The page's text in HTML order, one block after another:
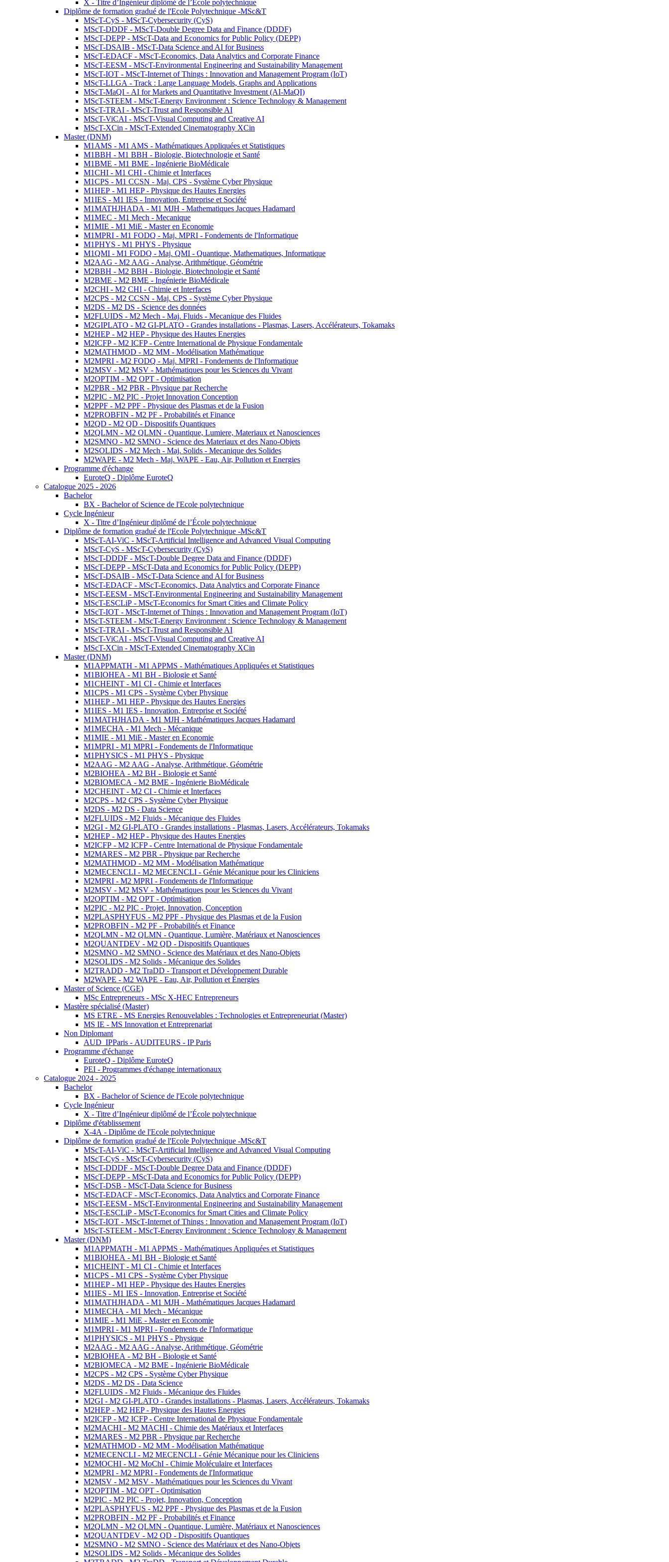
X - Titre d’Ingénieur diplômé de l’École polytechnique
Diplôme de formation gradué de l'Ecole Polytechnique -MSc&T
MScT-CyS - MScT-Cybersecurity (CyS)
MScT-DDDF - MScT-Double Degree Data and Finance (DDDF)
MScT-DEPP - MScT-Data and Economics for Public Policy (DEPP)
MScT-DSAIB - MScT-Data Science and AI for Business
MScT-EDACF - MScT-Economics, Data Analytics and Corporate Finance
MScT-EESM - MScT-Environmental Engineering and Sustainability Management
MScT-IOT - MScT-Internet of Things : Innovation and Management Program (IoT)
MScT-LLGA - Track : Large Language Models, Graphs and Applications
MScT-MaQI - AI for Markets and Quantitative Investment (AI-MaQI)
MScT-STEEM - MScT-Energy Environment : Science Technology & Management
MScT-TRAI - MScT-Trust and Responsible AI
MScT-ViCAI - MScT-Visual Computing and Creative AI
MScT-XCin - MScT-Extended Cinematography XCin
Master (DNM)
M1AMS - M1 AMS - Mathématiques Appliquées et Statistiques
M1BBH - M1 BBH - Biologie, Biotechnologie et Santé
M1BME - M1 BME - Ingénierie BioMédicale
M1CHI - M1 CHI - Chimie et Interfaces
M1CPS - M1 CCSN - Maj. CPS - Système Cyber Physique
M1HEP - M1 HEP - Physique des Hautes Energies
M1IES - M1 IES - Innovation, Entreprise et Société
M1MATHJHADA - M1 MJH - Mathematiques Jacques Hadamard
M1MEC - M1 Mech - Mecanique
M1MIE - M1 MiE - Master en Economie
M1MPRI - M1 FODQ - Maj. MPRI - Fondements de l'Informatique
M1PHYS - M1 PHYS - Physique
M1QMI - M1 FODQ - Maj. QMI - Quantique, Mathematiques, Informatique
M2AAG - M2 AAG - Analyse, Arithmétique, Géométrie
M2BBH - M2 BBH - Biologie, Biotechnologie et Santé
M2BME - M2 BME - Ingénierie BioMédicale
M2CHI - M2 CHI - Chimie et Interfaces
M2CPS - M2 CCSN - Maj. CPS - Système Cyber Physique
M2DS - M2 DS - Science des données
M2FLUIDS - M2 Mech - Maj. Fluids - Mecanique des Fluides
M2GIPLATO - M2 GI-PLATO - Grandes installations - Plasmas, Lasers, Accélérateurs, Tokamaks
M2HEP - M2 HEP - Physique des Hautes Energies
M2ICFP - M2 ICFP - Centre International de Physique Fondamentale
M2MATHMOD - M2 MM - Modélisation Mathématique
M2MPRI - M2 FODQ - Maj. MPRI - Fondements de l'Informatique
M2MSV - M2 MSV - Mathématiques pour les Sciences du Vivant
M2OPTIM - M2 OPT - Optimisation
M2PBR - M2 PBR - Physique par Recherche
M2PIC - M2 PIC - Projet Innovation Conception
M2PPF - M2 PPF - Physique des Plasmas et de la Fusion
M2PROBFIN - M2 PF - Probabilités et Finance
M2QD - M2 QD - Dispositifs Quantiques
M2QLMN - M2 QLMN - Quantique, Lumiere, Materiaux et Nanosciences
M2SMNO - M2 SMNO - Science des Materiaux et des Nano-Objets
M2SOLIDS - M2 Mech - Maj. Solids - Mecanique des Solides
M2WAPE - M2 Mech - Maj. WAPE - Eau, Air, Pollution et Energies
Programme d'échange
EuroteQ - Diplôme EuroteQ
Catalogue 2025 - 2026
Bachelor
BX - Bachelor of Science de l'Ecole polytechnique
Cycle Ingénieur
X - Titre d’Ingénieur diplômé de l’École polytechnique
Diplôme de formation gradué de l'Ecole Polytechnique -MSc&T
MScT-AI-ViC - MScT-Artificial Intelligence and Advanced Visual Computing
MScT-CyS - MScT-Cybersecurity (CyS)
MScT-DDDF - MScT-Double Degree Data and Finance (DDDF)
MScT-DEPP - MScT-Data and Economics for Public Policy (DEPP)
MScT-DSAIB - MScT-Data Science and AI for Business
MScT-EDACF - MScT-Economics, Data Analytics and Corporate Finance
MScT-EESM - MScT-Environmental Engineering and Sustainability Management
MScT-ESCLiP - MScT-Economics for Smart Cities and Climate Policy
MScT-IOT - MScT-Internet of Things : Innovation and Management Program (IoT)
MScT-STEEM - MScT-Energy Environment : Science Technology & Management
MScT-TRAI - MScT-Trust and Responsible AI
MScT-ViCAI - MScT-Visual Computing and Creative AI
MScT-XCin - MScT-Extended Cinematography XCin
Master (DNM)
M1APPMATH - M1 APPMS - Mathématiques Appliquées et Statistiques
M1BIOHEA - M1 BH - Biologie et Santé
M1CHEINT - M1 CI - Chimie et Interfaces
M1CPS - M1 CPS - Système Cyber Physique
M1HEP - M1 HEP - Physique des Hautes Energies
M1IES - M1 IES - Innovation, Entreprise et Société
M1MATHJHADA - M1 MJH - Mathématiques Jacques Hadamard
M1MECHA - M1 Mech - Mécanique
M1MIE - M1 MiE - Master en Economie
M1MPRI - M1 MPRI - Fondements de l'Informatique
M1PHYSICS - M1 PHYS - Physique
M2AAG - M2 AAG - Analyse, Arithmétique, Géométrie
M2BIOHEA - M2 BH - Biologie et Santé
M2BIOMECA - M2 BME - Ingénierie BioMédicale
M2CHEINT - M2 CI - Chimie et Interfaces
M2CPS - M2 CPS - Système Cyber Physique
M2DS - M2 DS - Data Science
M2FLUIDS - M2 Fluids - Mécanique des Fluides
M2GI - M2 GI-PLATO - Grandes installations - Plasmas, Lasers, Accélérateurs, Tokamaks
M2HEP - M2 HEP - Physique des Hautes Energies
M2ICFP - M2 ICFP - Centre International de Physique Fondamentale
M2MARES - M2 PBR - Physique par Recherche
M2MATHMOD - M2 MM - Modélisation Mathématique
M2MECENCLI - M2 MECENCLI - Génie Mécanique pour les Cliniciens
M2MPRI - M2 MPRI - Fondements de l'Informatique
M2MSV - M2 MSV - Mathématiques pour les Sciences du Vivant
M2OPTIM - M2 OPT - Optimisation
M2PIC - M2 PIC - Projet, Innovation, Conception
M2PLASPHYFUS - M2 PPF - Physique des Plasmas et de la Fusion
M2PROBFIN - M2 PF - Probabilités et Finance
M2QLMN - M2 QLMN - Quantique, Lumière, Matériaux et Nanosciences
M2QUANTDEV - M2 QD - Dispositifs Quantiques
M2SMNO - M2 SMNO - Science des Matériaux et des Nano-Objets
M2SOLIDS - M2 Solids - Mécanique des Solides
M2TRADD - M2 TraDD - Transport et Développement Durable
M2WAPE - M2 WAPE - Eau, Air, Pollution et Énergies
Master of Science (CGE)
MSc Entrepreneurs - MSc X-HEC Entrepreneurs
Mastère spécialisé (Master)
MS ETRE - MS Energies Renouvelables : Technologies et Entrepreneuriat (Master)
MS IE - MS Innovation et Entreprenariat
Non Diplomant
AUD_IPParis - AUDITEURS - IP Paris
Programme d'échange
EuroteQ - Diplôme EuroteQ
PEI - Programmes d'échange internationaux
Catalogue 2024 - 2025
Bachelor
BX - Bachelor of Science de l'Ecole polytechnique
Cycle Ingénieur
X - Titre d’Ingénieur diplômé de l’École polytechnique
Diplôme d'établissement
X-4A - Diplôme de l'Ecole polytechnique
Diplôme de formation gradué de l'Ecole Polytechnique -MSc&T
MScT-AI-ViC - MScT-Artificial Intelligence and Advanced Visual Computing
MScT-CyS - MScT-Cybersecurity (CyS)
MScT-DDDF - MScT-Double Degree Data and Finance (DDDF)
MScT-DEPP - MScT-Data and Economics for Public Policy (DEPP)
MScT-DSB - MScT-Data Science for Business
MScT-EDACF - MScT-Economics, Data Analytics and Corporate Finance
MScT-EESM - MScT-Environmental Engineering and Sustainability Management
MScT-ESCLiP - MScT-Economics for Smart Cities and Climate Policy
MScT-IOT - MScT-Internet of Things : Innovation and Management Program (IoT)
MScT-STEEM - MScT-Energy Environment : Science Technology & Management
Master (DNM)
M1APPMATH - M1 APPMS - Mathématiques Appliquées et Statistiques
M1BIOHEA - M1 BH - Biologie et Santé
M1CHEINT - M1 CI - Chimie et Interfaces
M1CPS - M1 CPS - Système Cyber Physique
M1HEP - M1 HEP - Physique des Hautes Energies
M1IES - M1 IES - Innovation, Entreprise et Société
M1MATHJHADA - M1 MJH - Mathématiques Jacques Hadamard
M1MECHA - M1 Mech - Mécanique
M1MIE - M1 MiE - Master en Economie
M1MPRI - M1 MPRI - Fondements de l'Informatique
M1PHYSICS - M1 PHYS - Physique
M2AAG - M2 AAG - Analyse, Arithmétique, Géométrie
M2BIOHEA - M2 BH - Biologie et Santé
M2BIOMECA - M2 BME - Ingénierie BioMédicale
M2CPS - M2 CPS - Système Cyber Physique
M2DS - M2 DS - Data Science
M2FLUIDS - M2 Fluids - Mécanique des Fluides
M2GI - M2 GI-PLATO - Grandes installations - Plasmas, Lasers, Accélérateurs, Tokamaks
M2HEP - M2 HEP - Physique des Hautes Energies
M2ICFP - M2 ICFP - Centre International de Physique Fondamentale
M2MACHI - M2 MACHI - Chimie des Matériaux et Interfaces
M2MARES - M2 PBR - Physique par Recherche
M2MATHMOD - M2 MM - Modélisation Mathématique
M2MECENCLI - M2 MECENCLI - Génie Mécanique pour les Cliniciens
M2MOCHI - M2 MoChI - Chimie Moléculaire et Interfaces
M2MPRI - M2 MPRI - Fondements de l'Informatique
M2MSV - M2 MSV - Mathématiques pour les Sciences du Vivant
M2OPTIM - M2 OPT - Optimisation
M2PIC - M2 PIC - Projet, Innovation, Conception
M2PLASPHYFUS - M2 PPF - Physique des Plasmas et de la Fusion
M2PROBFIN - M2 PF - Probabilités et Finance
M2QLMN - M2 QLMN - Quantique, Lumière, Matériaux et Nanosciences
M2QUANTDEV - M2 QD - Dispositifs Quantiques
M2SMNO - M2 SMNO - Science des Matériaux et des Nano-Objets
M2SOLIDS - M2 Solids - Mécanique des Solides